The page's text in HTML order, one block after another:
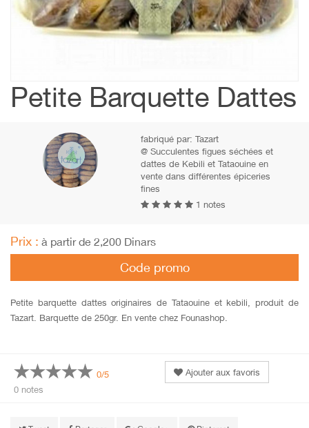
Petite Barquette Dattes
fabriqué par:Tazart
@ Succulentes figues séchées et
dattes de Kebili et Tataouine en
vente dans différentes épiceries
fines
1 notes
Prix : à partir de 2,200 Dinars
Code promo
Petite barquette dattes originaires de Tataouine et kebili, produit de
Tazart. Barquette de 250gr. En vente chez Founashop.
0/5
Ajouter aux favoris
0 notes